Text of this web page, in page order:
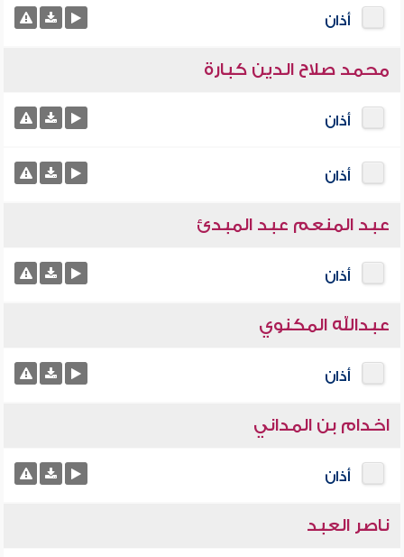
أذان
محمد صلاح الدين كبارة
أذان
أذان
عبد المنعم عبد المبدئ
أذان
عبدالله المكنوي
أذان
اخدام بن المداني
أذان
ناصر العبد